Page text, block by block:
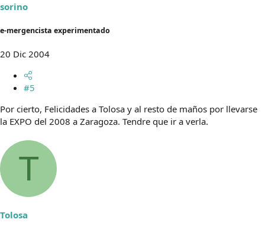
sorino
e-mergencista experimentado
20 Dic 2004
#5
Por cierto, Felicidades a Tolosa y al resto de maños por llevarse
la EXPO del 2008 a Zaragoza. Tendre que ir a verla.
T
Tolosa